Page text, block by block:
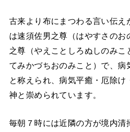
古来より布にまつわる言い伝え
は速須佐男之尊（はやすさのお
之尊（やえことしろぬしのみこ
てみかづちおのみこと）で、病
と称えられ、病気平癒・厄除
神と崇められています。
毎朝７時には近隣の方が境内清